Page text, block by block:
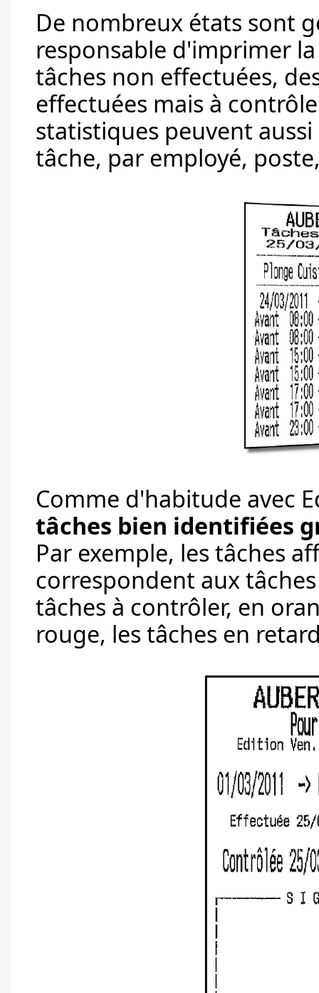
De nombreux états sont
responsable d'imprimer
tâches non effectuées,
effectuées mais à
statistiques peuvent
tâche, par employé,
Comme d'habitude avec
tâches bien identifiées
Par exemple, les tâches
correspondent aux
tâches à contrôler, en
rouge, les tâches en